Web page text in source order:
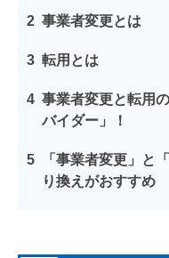
2 事業者変更とは
3 転用とは
4 事業者変更と転用
バイダー」！
5
「事業者変更」と
り換えがおすすめ